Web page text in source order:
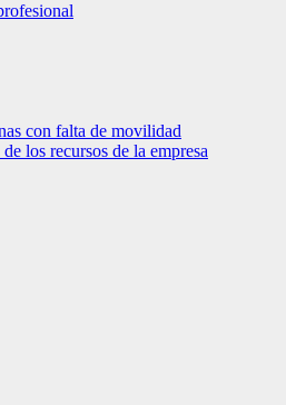
con falta de movilidad
los recursos de la empresa